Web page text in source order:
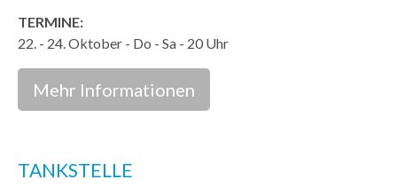
TERMINE:
22. - 24. Oktober - Do - Sa - 20 Uhr
Mehr Informationen
TANKSTELLE